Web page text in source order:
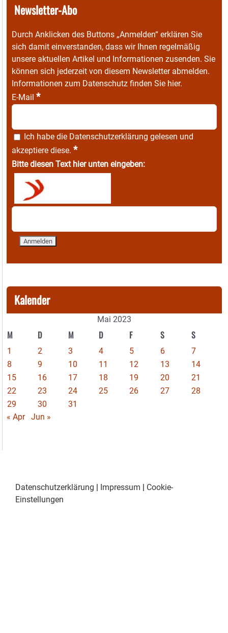
Newsletter-Abo
Durch Anklicken des Buttons „Anmelden“ erklären Sie
sich damit einverstanden, dass wir Ihnen regelmäßig
unsere aktuellen Artikel und Informationen zusenden. Sie
können sich jederzeit von diesem Newsletter abmelden.
Informationen zum Datenschutz finden Sie hier.
E-Mail *
Ich habe die Datenschutzerklärung gelesen und
akzeptiere diese. *
Bitte diesen Text hier unten eingeben:
Kalender
Mai 2023
M D M D F S S
1 2 3 4 5 6
7
8
9 10 11 12 13
14
15
16 17 18 19 20
21
22
23 24 25 26 27
28
29
30
31
« Apr
Jun »
Datenschutzerklärung Impressum
Cookie-
Einstellungen